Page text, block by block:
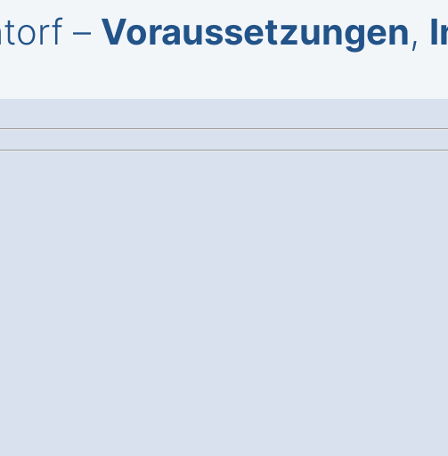
– Voraussetzungen,